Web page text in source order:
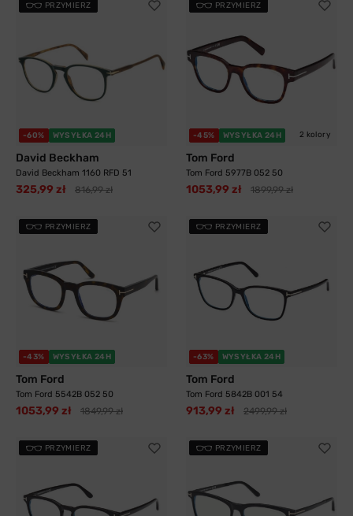
PRZYMIERZ
-60% WYSYŁKA 24H
David Beckham
David Beckham 1160 RFD 51
325,99 zł 816,99 zł
PRZYMIERZ
-45% WYSYŁKA 24H 2 kolory
Tom Ford
Tom Ford 5977B 052 50
1053,99 zł 1899,99 zł
PRZYMIERZ
-43% WYSYŁKA 24H
Tom Ford
Tom Ford 5542B 052 50
1053,99 zł 1849,99 zł
PRZYMIERZ
-63% WYSYŁKA 24H
Tom Ford
Tom Ford 5842B 001 54
913,99 zł 2499,99 zł
PRZYMIERZ PRZYMIERZ